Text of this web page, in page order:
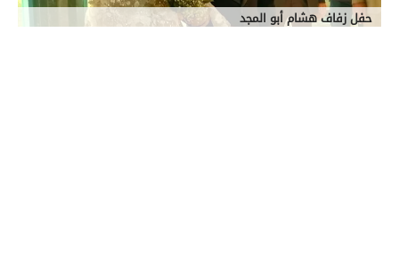
حفل زفاف هشام أبو المجد